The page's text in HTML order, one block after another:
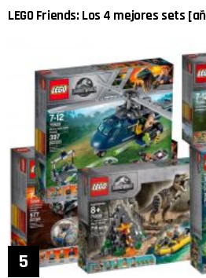
LEGO Friends: Los 4 mejores sets